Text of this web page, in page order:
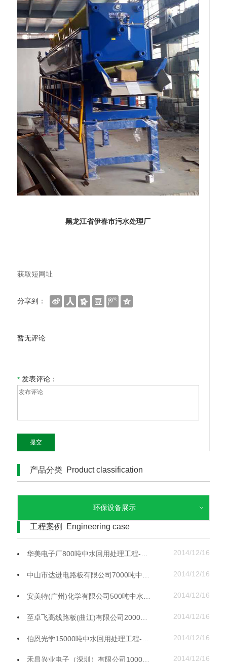
黑龙江省伊春市污水处理厂
获取短网址
分享到：
暂无评论
*发表评论：
提交
产品分类 Product classification
环保设备展示
工程案例 Engineering case
华美电子厂800吨中水回用处理工程-华尔信环保 2014/12/16
2014/12/16
2014/12/16
至卓飞高线路板(曲江)有限公司2000吨中水回用处理工程-华尔信环保 2014/12/16
2014/12/16
禾昌兴业电子（深圳）有限公司1000吨中水回用处理工程-华尔信环保 2014/12/16